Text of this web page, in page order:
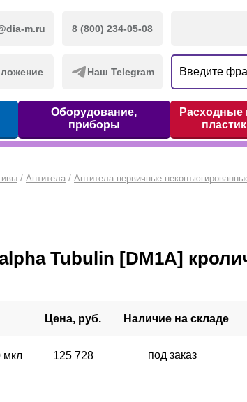
m.ru 8 (800) 234-05-08
Наш Telegram
Оборудование,
приборы
Расходные
/ Антитела / Антитела первичные
Tubulin [DM1A]
Цена, руб. Наличие на складе
мкл 125 728 под заказ